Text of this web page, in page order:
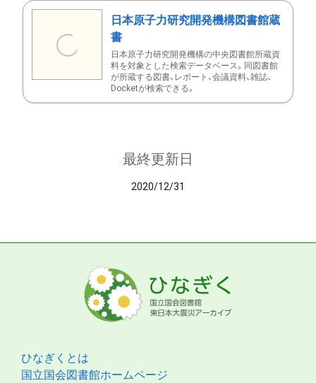
日本原子力研究開発機構図書館蔵
書
日本原子力研究開発機構の中央図書館所蔵資
料を対象とした検索データベース。同図書館
が所蔵する図書、レポート、会議資料、雑誌、
Docketが検索できる。
最終更新日
2020/12/31
ひなぎくとは
国立国会図書館ホームページ